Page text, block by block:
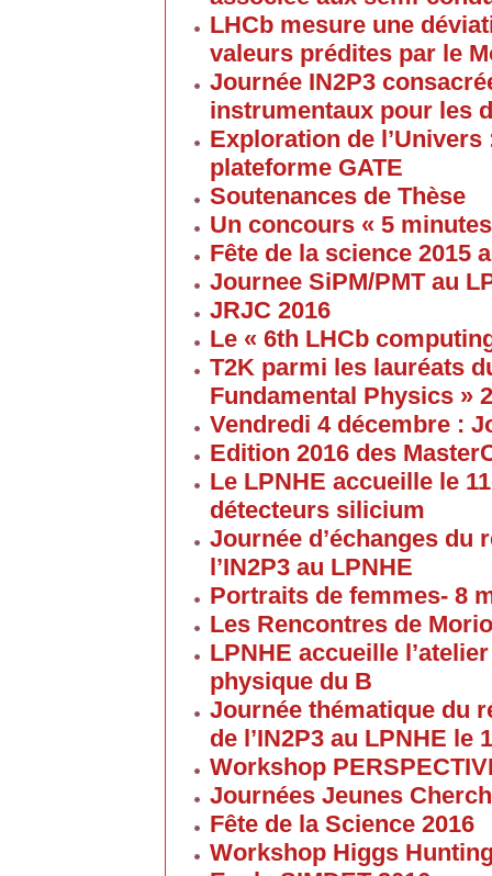
LHCb mesure une
valeurs prédites par le
Journée IN2P3
instrumentaux pour les
Exploration de
plateforme GATE
Soutenances de Thèse
Un concours « 5
Fête de la science 2015
Journee SiPM/PMT au
JRJC 2016
Le « 6th LHCb
T2K parmi les lauréats
Fundamental Physics »
Vendredi 4 décembre :
Edition 2016 des
Le LPNHE accueille le
détecteurs silicium
Journée d’échanges du
l’IN2P3 au LPNHE
Portraits de femmes- 8
Les Rencontres de
LPNHE accueille
physique du B
Journée thématique du
de l’IN2P3 au LPNHE le
Workshop
Journées Jeunes
Fête de la Science 2016
Workshop Higgs